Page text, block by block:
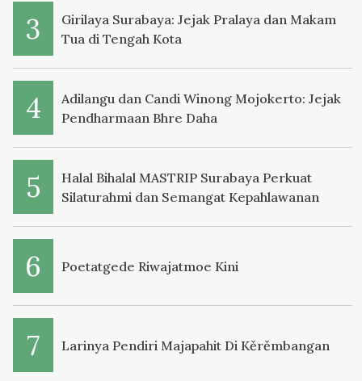
Girilaya Surabaya: Jejak Pralaya dan Makam
Tua di Tengah Kota
Adilangu dan Candi Winong Mojokerto: Jejak
Pendharmaan Bhre Daha
Halal Bihalal MASTRIP Surabaya Perkuat
Silaturahmi dan Semangat Kepahlawanan
Poetatgede Riwajatmoe Kini
Larinya Pendiri Majapahit Di Kěrěmbangan